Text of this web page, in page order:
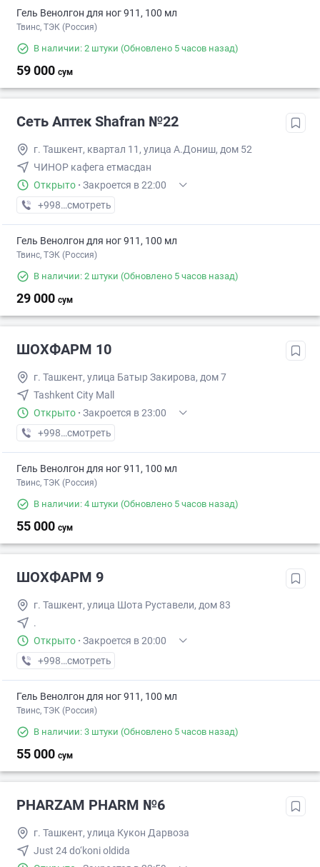
Гель Венолгон для ног 911, 100 мл
Твинс, ТЭК (Россия)
В наличии: 2 штуки (Обновлено 5 часов назад)
59 000 сум
Сеть Аптек Shafran №22
г. Ташкент, квартал 11, улица А.Дониш, дом 52
ЧИНОР кафега етмасдан
Открыто · Закроется в 22:00
+998 (99) XXX-XX-XX
смотреть
Гель Венолгон для ног 911, 100 мл
Твинс, ТЭК (Россия)
В наличии: 2 штуки (Обновлено 5 часов назад)
29 000 сум
ШОХФАРМ 10
г. Ташкент, улица Батыр Закирова, дом 7
Tashkent City Mall
Открыто · Закроется в 23:00
+998 (77) XXX-XX-XX
смотреть
Гель Венолгон для ног 911, 100 мл
Твинс, ТЭК (Россия)
В наличии: 4 штуки (Обновлено 5 часов назад)
55 000 сум
ШОХФАРМ 9
г. Ташкент, улица Шота Руставели, дом 83
.
Открыто · Закроется в 20:00
+998 (71) XXX-XX-XX
смотреть
Гель Венолгон для ног 911, 100 мл
Твинс, ТЭК (Россия)
В наличии: 3 штуки (Обновлено 5 часов назад)
55 000 сум
PHARZAM PHARM №6
г. Ташкент, улица Кукон Дарвоза
Just 24 do‘koni oldida